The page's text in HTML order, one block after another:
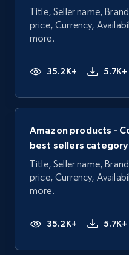
Title, Seller name,
price, Currency,
more.
35.2K+ 5.7K+
Amazon products -
best sellers category
Title, Seller name,
price, Currency,
more.
35.2K+ 5.7K+